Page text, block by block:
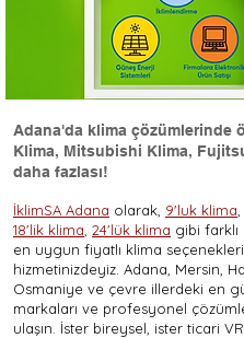
Adana'da klima çözümlerinde
Klima, Mitsubishi Klima,
daha fazlası!
İklimSA Adana olarak, 9'luk klima
18'lik klima 24'lük klima gibi
en uygun fiyatlı klima
hizmetinizdeyiz. Adana, Mersin,
Osmaniye ve çevre illerdeki en
markaları ve profesyonel
ulaşın. İster bireysel, ister ticari